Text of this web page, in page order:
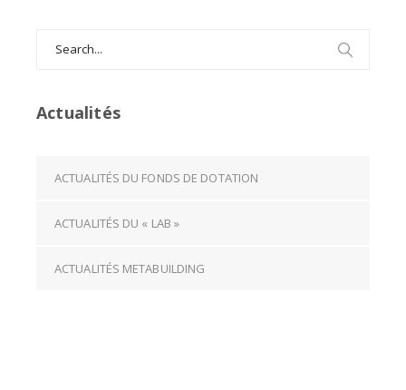
Actualités
ACTUALITÉS DU FONDS DE DOTATION
ACTUALITÉS DU « LAB »
ACTUALITÉS METABUILDING